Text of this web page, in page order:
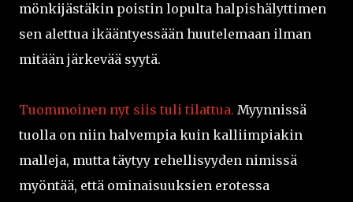
mönkijästäkin poistin lopulta halpishälyttimen
sen alettua ikääntyessään huutelemaan ilman
mitään järkevää syytä.
Tuommoinen nyt siis tuli tilattua. Myynnissä
tuolla on niin halvempia kuin kalliimpiakin
malleja, mutta täytyy rehellisyyden nimissä
myöntää, että ominaisuuksien erotessa